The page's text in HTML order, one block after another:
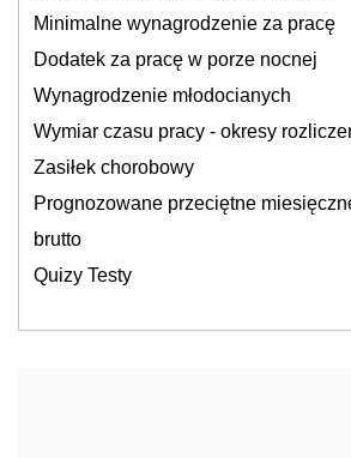
Minimalne wynagrodzenie za pracę
Dodatek za pracę w porze nocnej
Wynagrodzenie młodocianych
Wymiar czasu pracy - okresy
Zasiłek chorobowy
Prognozowane przeciętne
brutto
Quizy Testy